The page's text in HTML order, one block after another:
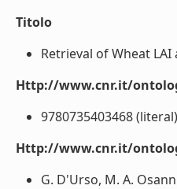
Titolo
Retrieval of Wheat LAI
Http://www.cnr.it/
9780735403468 (literal)
Http://www.cnr.it/
G. D'Urso, M. A.